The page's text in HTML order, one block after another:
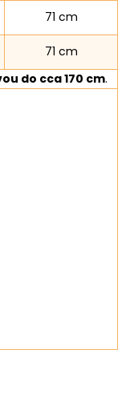
71 cm
71 cm
do cca 170 cm.